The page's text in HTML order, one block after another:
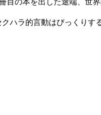
の本を出した途端、世
ハラ的言動はびっくり